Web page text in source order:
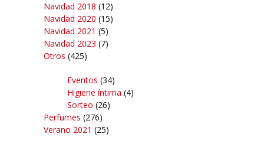
Navidad 2018 (12)
Navidad 2020 (15)
Navidad 2021 (5)
Navidad 2023 (7)
Otros (425)
Eventos (34)
Higiene íntima (4)
Sorteo (26)
Perfumes (276)
Verano 2021 (25)